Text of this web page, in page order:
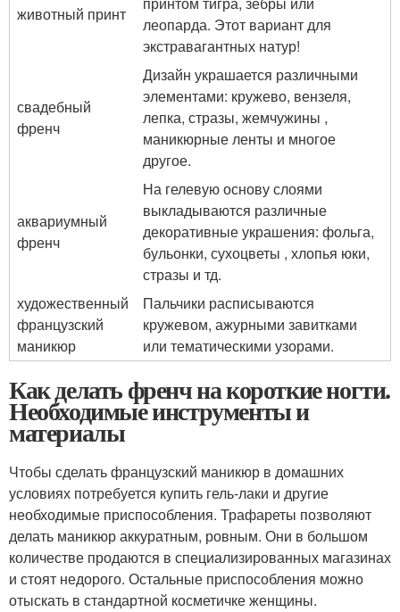
животный принт
леопарда. Этот вариант для
экстравагантных натур!
свадебный
френч
Дизайн украшается различными
элементами: кружево, вензеля,
лепка, стразы, жемчужины ,
маникюрные ленты и многое
другое.
аквариумный
френч
На гелевую основу слоями
выкладываются различные
декоративные украшения: фольга,
бульонки, сухоцветы , хлопья юки,
стразы и тд.
художественный
французский
маникюр
Пальчики расписываются
кружевом, ажурными завитками
или тематическими узорами.
Как делать френч на короткие ногти.
Необходимые инструменты и
материалы
Чтобы сделать французский маникюр в домашних
условиях потребуется купить гель-лаки и другие
необходимые приспособления. Трафареты позволяют
делать маникюр аккуратным, ровным. Они в большом
количестве продаются в специализированных магазинах
и стоят недорого. Остальные приспособления можно
отыскать в стандартной косметичке женщины.